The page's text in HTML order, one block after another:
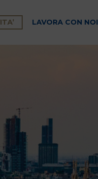
LAVORA CON NOI